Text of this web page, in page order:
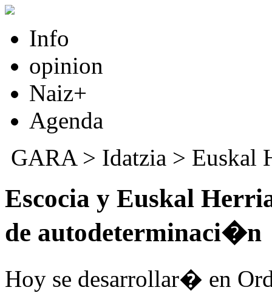
Info
opinion
Naiz+
Agenda
GARA> Idatzia > Euskal
Escocia y Euskal
de autodeterminaci�n
Hoy se desarrollar� en